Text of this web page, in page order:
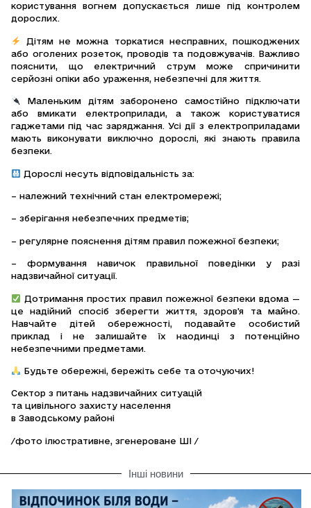
користування вогнем допускається лише під контролем
дорослих.
Дітям не можна торкатися несправних, пошкоджених
або оголених розеток, проводів та подовжувачів. Важливо
пояснити, що електричний струм може спричинити
серйозні опіки або ураження, небезпечні для життя.
Маленьким дітям заборонено самостійно підключати
або вмикати електроприлади, а також користуватися
гаджетами під час заряджання. Усі дії з електроприладами
мають виконувати виключно дорослі, які знають правила
безпеки.
Дорослі несуть відповідальність за:
– належний технічний стан електромережі;
– зберігання небезпечних предметів;
– регулярне пояснення дітям правил пожежної безпеки;
– формування навичок правильної поведінки у разі
надзвичайної ситуації.
Дотримання простих правил пожежної безпеки вдома —
це надійний спосіб зберегти життя, здоров’я та майно.
Навчайте дітей обережності, подавайте особистий
приклад і не залишайте їх наодинці з потенційно
небезпечними предметами.
Будьте обережні, бережіть себе та оточуючих!
Сектор з питань надзвичайних ситуацій
та цивільного захисту населення
в Заводському районі
/фото ілюстративне, згенероване ШІ /
Інші новини